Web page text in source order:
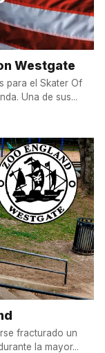
Westgate
para el Skater Of
Una de sus...
fracturado un
la mayor...